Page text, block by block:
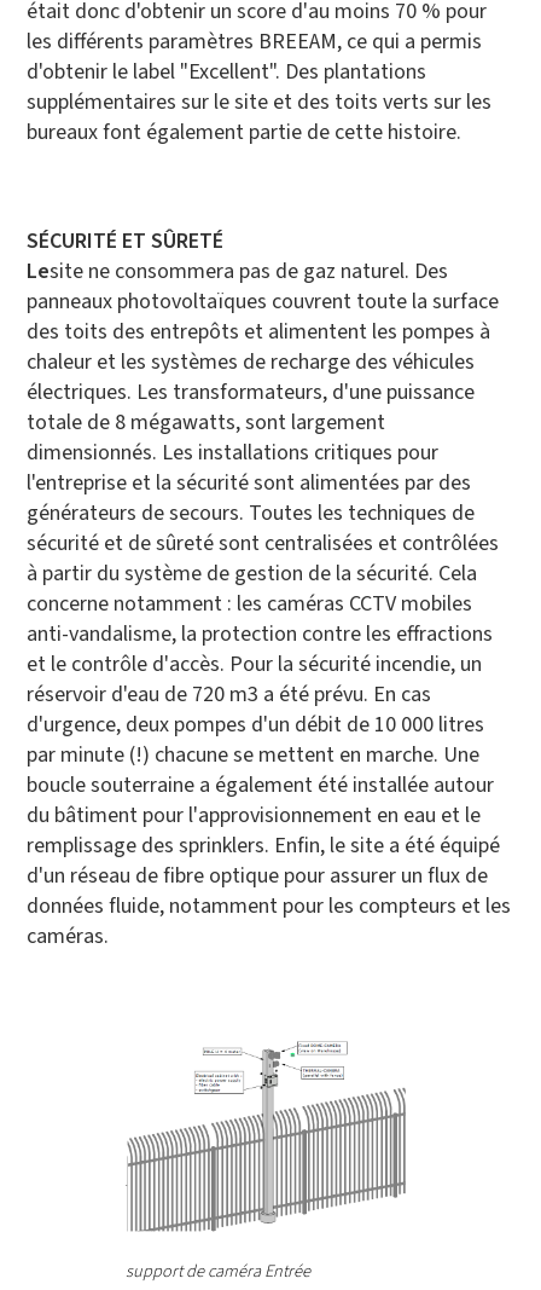
était donc d'obtenir un score d'au moins 70 % pour
les différents paramètres BREEAM, ce qui a permis
d'obtenir le label "Excellent". Des plantations
supplémentaires sur le site et des toits verts sur les
bureaux font également partie de cette histoire.
SÉCURITÉ ET SÛRETÉ
‍Lesite ne consommera pas de gaz naturel. Des
panneaux photovoltaïques couvrent toute la surface
des toits des entrepôts et alimentent les pompes à
chaleur et les systèmes de recharge des véhicules
électriques. Les transformateurs, d'une puissance
totale de 8 mégawatts, sont largement
dimensionnés. Les installations critiques pour
l'entreprise et la sécurité sont alimentées par des
générateurs de secours. Toutes les techniques de
sécurité et de sûreté sont centralisées et contrôlées
à partir du système de gestion de la sécurité. Cela
concerne notamment : les caméras CCTV mobiles
anti-vandalisme, la protection contre les effractions
et le contrôle d'accès. Pour la sécurité incendie, un
réservoir d'eau de 720 m3 a été prévu. En cas
d'urgence, deux pompes d'un débit de 10 000 litres
par minute (!) chacune se mettent en marche. Une
boucle souterraine a également été installée autour
du bâtiment pour l'approvisionnement en eau et le
remplissage des sprinklers. Enfin, le site a été équipé
d'un réseau de fibre optique pour assurer un flux de
données fluide, notamment pour les compteurs et les
caméras.
support de caméra Entrée